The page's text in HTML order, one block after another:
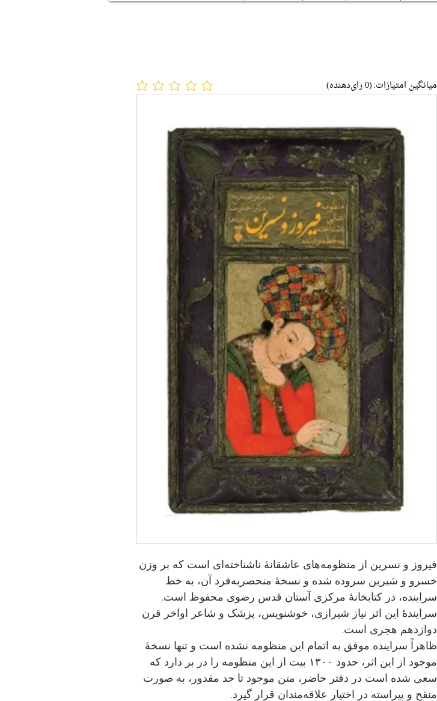
فیروز و نسرین از منظومه‌های عاشقانۀ ناشناخته‌ای است که بر وزن
خسرو و شیرین سروده شده و نسخۀ منحصربه‌فرد آن، به خط
سراینده، در کتابخانۀ مرکزی آستان قدس رضوی محفوظ است.
سرایندۀ این اثر نیاز شیرازی، خوشنویس، پزشک و شاعر اواخر قرن
دوازدهم هجری است.
ظاهراً سراینده موفق به اتمام این منظومه نشده است و تنها نسخۀ
موجود از این اثر، حدود ۱۳۰۰ بیت از این منظومه را در بر دارد که
سعی شده است در دفتر حاضر، متن موجود تا حد مقدور، به صورت
منقح و پیراسته در اختیار علاقه‌مندان قرار گیرد.
No ratings yet میانگین امتیازات:(0 رای‌دهنده)